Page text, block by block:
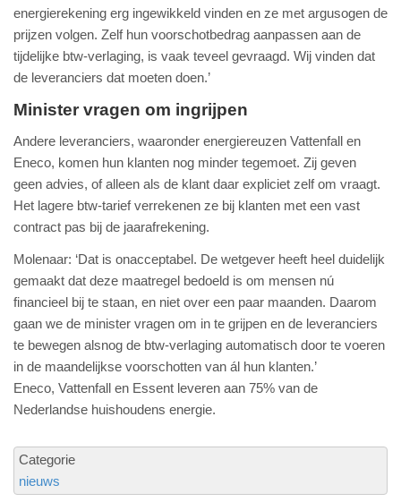
energierekening erg ingewikkeld vinden en ze met argusogen de
prijzen volgen. Zelf hun voorschotbedrag aanpassen aan de
tijdelijke btw-verlaging, is vaak teveel gevraagd. Wij vinden dat
de leveranciers dat moeten doen.’
Minister vragen om ingrijpen
Andere leveranciers, waaronder energiereuzen Vattenfall en
Eneco, komen hun klanten nog minder tegemoet. Zij geven
geen advies, of alleen als de klant daar expliciet zelf om vraagt.
Het lagere btw-tarief verrekenen ze bij klanten met een vast
contract pas bij de jaarafrekening.
Molenaar: ‘Dat is onacceptabel. De wetgever heeft heel duidelijk
gemaakt dat deze maatregel bedoeld is om mensen nú
financieel bij te staan, en niet over een paar maanden. Daarom
gaan we de minister vragen om in te grijpen en de leveranciers
te bewegen alsnog de btw-verlaging automatisch door te voeren
in de maandelijkse voorschotten van ál hun klanten.’
Eneco, Vattenfall en Essent leveren aan 75% van de
Nederlandse huishoudens energie.
Categorie
nieuws